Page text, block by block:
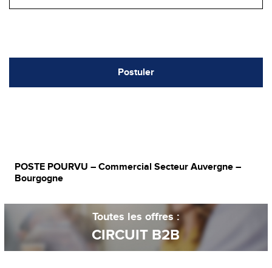
Postuler
POSTE POURVU – Commercial Secteur Auvergne –
Bourgogne
Toutes les offres :
CIRCUIT B2B